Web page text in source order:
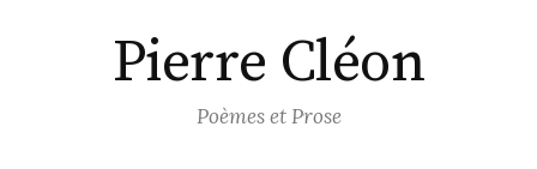
Pierre Cléon
Poèmes et Prose